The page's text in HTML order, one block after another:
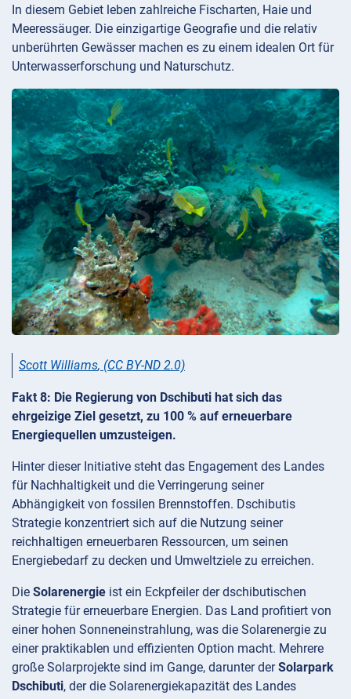
In diesem Gebiet leben zahlreiche Fischarten, Haie und
Meeressäuger. Die einzigartige Geografie und die relativ
unberührten Gewässer machen es zu einem idealen Ort für
Unterwasserforschung und Naturschutz.
Scott Williams, (CC BY-ND 2.0)
Fakt 8: Die Regierung von Dschibuti hat sich das
ehrgeizige Ziel gesetzt, zu 100 % auf erneuerbare
Energiequellen umzusteigen.
Hinter dieser Initiative steht das Engagement des Landes
für Nachhaltigkeit und die Verringerung seiner
Abhängigkeit von fossilen Brennstoffen. Dschibutis
Strategie konzentriert sich auf die Nutzung seiner
reichhaltigen erneuerbaren Ressourcen, um seinen
Energiebedarf zu decken und Umweltziele zu erreichen.
Die Solarenergie ist ein Eckpfeiler der dschibutischen
Strategie für erneuerbare Energien. Das Land profitiert von
einer hohen Sonneneinstrahlung, was die Solarenergie zu
einer praktikablen und effizienten Option macht. Mehrere
große Solarprojekte sind im Gange, darunter derSolarpark
Dschibuti, der die Solarenergiekapazität des Landes